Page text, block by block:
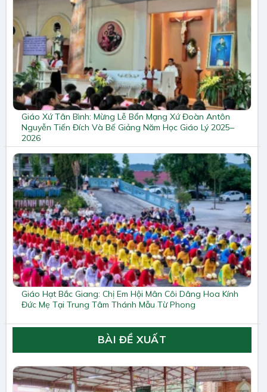
Giáo Xứ Tân Bình: Mừng Lễ Bổn Mạng Xứ Đoàn Antôn
Nguyễn Tiến Đích Và Bế Giảng Năm Học Giáo Lý 2025–
2026
Giáo Hạt Bắc Giang: Chị Em Hội Mân Côi Dâng Hoa Kính
Đức Mẹ Tại Trung Tâm Thánh Mẫu Từ Phong
BÀI ĐỀ XUẤT